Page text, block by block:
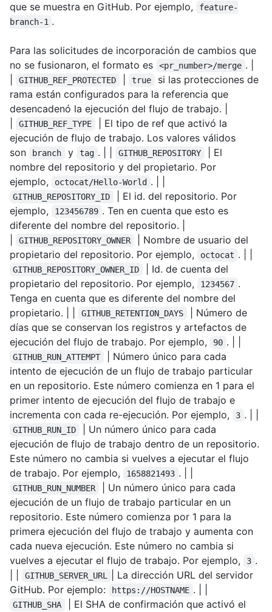
que se muestra en GitHub. Por ejemplo,
feature-
branch-1 .
Para las solicitudes de incorporación de cambios que
no se fusionaron, el formato es
<pr_number>/merge . |
GITHUB_REF_PROTECTED true
si las protecciones de
rama están configurados para la referencia que
desencadenó la ejecución del flujo de trabajo. |
GITHUB_REF_TYPE
| El tipo de ref que activó la
ejecución de flujo de trabajo. Los valores válidos
son
branch y tag . | | GITHUB_REPOSITORY
| El
nombre del repositorio y del propietario. Por
ejemplo,
octocat/Hello-World . | |
GITHUB_REPOSITORY_ID
| El id. del repositorio. Por
ejemplo,
123456789 . Ten en cuenta que esto es
diferente del nombre del repositorio. |
GITHUB_REPOSITORY_OWNER
| Nombre de usuario del
propietario del repositorio. Por ejemplo,
octocat . | |
GITHUB_REPOSITORY_OWNER_ID
| Id. de cuenta del
propietario del repositorio. Por ejemplo,
1234567 .
Tenga en cuenta que es diferente del nombre del
propietario. | |
GITHUB_RETENTION_DAYS
| Número de
días que se conservan los registros y artefactos de
ejecución del flujo de trabajo. Por ejemplo,
90 . | |
GITHUB_RUN_ATTEMPT
| Número único para cada
intento de ejecución de un flujo de trabajo particular
en un repositorio. Este número comienza en 1 para el
primer intento de ejecución del flujo de trabajo e
incrementa con cada re-ejecución. Por ejemplo,
3 . | |
GITHUB_RUN_ID
| Un número único para cada
ejecución de flujo de trabajo dentro de un repositorio.
Este número no cambia si vuelves a ejecutar el flujo
de trabajo. Por ejemplo,
1658821493 . | |
GITHUB_RUN_NUMBER
| Un número único para cada
ejecución de un flujo de trabajo particular en un
repositorio. Este número comienza por 1 para la
primera ejecución del flujo de trabajo y aumenta con
cada nueva ejecución. Este número no cambia si
vuelves a ejecutar el flujo de trabajo. Por ejemplo,
3 .
GITHUB_SERVER_URL
| La dirección URL del servidor
GitHub. Por ejemplo:
https://HOSTNAME . | |
GITHUB_SHA
| El SHA de confirmación que activó el